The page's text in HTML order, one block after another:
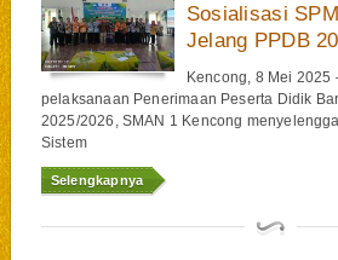
Sosialisasi
Jelang PPDB
Kencong, 8 Mei
pelaksanaan Penerimaan Peserta Didik
2025/2026, SMAN 1 Kencong
Sistem
Selengkapnya